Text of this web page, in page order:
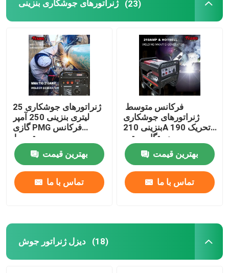
ژنراتورهای جوشکاری بنزینی (23)
ژنراتورهای جوشکاری 25
لیتری بنزینی 250 آمپر
گازی PMG فرکانس
متوسط
بهترین قیمت
تماس با ما
فرکانس متوسط ​​
ژنراتورهای جوشکاری
بنزینی 210A تحریک 190F
دستگاه موتور
بهترین قیمت
تماس با ما
دیزل ژنراتور جوش (18)